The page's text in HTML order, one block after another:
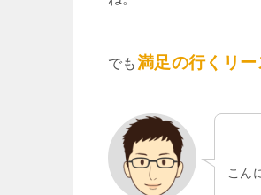
でも満足の行くリ
こん